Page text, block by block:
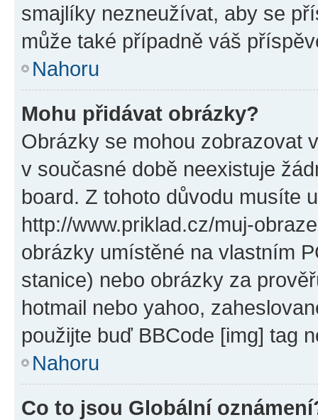
smajlíky nezneužívat, aby se
může také případně váš
Nahoru
Mohu přidávat obrázky?
Obrázky se mohou zobrazovat
v současné době neexistuje
board. Z tohoto důvodu musíte
http://www.priklad.cz/muj-
obrázky umístěné na vlastním
stanice) nebo obrázky za
hotmail nebo yahoo,
použijte buď BBCode [img] tag
Nahoru
Co to jsou Globální